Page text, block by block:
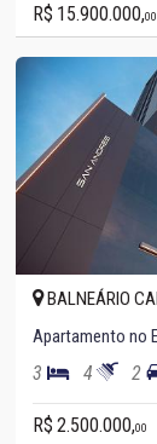
R$ 15.900.000,00
BALNEÁRIO
3 4 2
R$ 2.500.000,00